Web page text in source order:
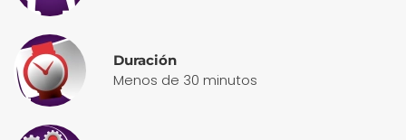
Duración
Menos de 30 minutos